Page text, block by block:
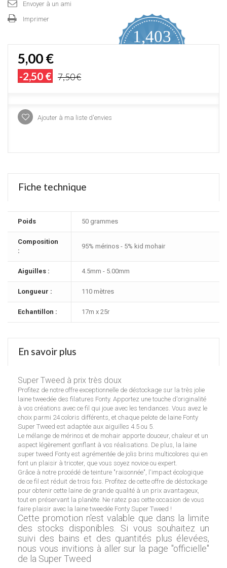
Envoyer à un ami
1,403
Imprimer
5,00 €
-2,50 € 7,50 €
Ajouter à ma liste d'envies
Fiche technique
Poids 50 grammes
Composition
:
95% mérinos - 5% kid mohair
Aiguilles : 4.5mm - 5.00mm
Longueur : 110 mètres
Echantillon : 17m x 25r
En savoir plus
Super Tweed à prix très doux
Profitez de notre offre exceptionnelle de déstockage sur la très jolie
laine tweedée des filatures Fonty. Apportez une touche d'originalité
à vos créations avec ce fil qui joue avec les tendances. Vous avez le
choix parmi 24 coloris différents, et chaque pelote de laine Fonty
Super Tweed est adaptée aux aiguilles 4.5 ou 5.
Le mélange de mérinos et de mohair apporte douceur, chaleur et un
aspect légèrement gonflant à vos réalisations. De plus, la laine
super tweed Fonty est agrémentée de jolis brins multicolores qui en
font un plaisir à tricoter, que vous soyez novice ou expert.
Grâce à notre procédé de teinture "raisonnée", l'impact écologique
de ce fil est réduit de trois fois. Profitez de cette offre de déstockage
pour obtenir cette laine de grande qualité à un prix avantageux,
tout en préservant la planète. Ne ratez pas cette occasion de vous
faire plaisir avec la laine tweedée Fonty Super Tweed !
Cette promotion n'est valable que dans la limite
des stocks disponibles. Si vous souhaitez un
suivi des bains et des quantités plus élevées,
nous vous invitions à aller sur la page "officielle"
de la Super Tweed